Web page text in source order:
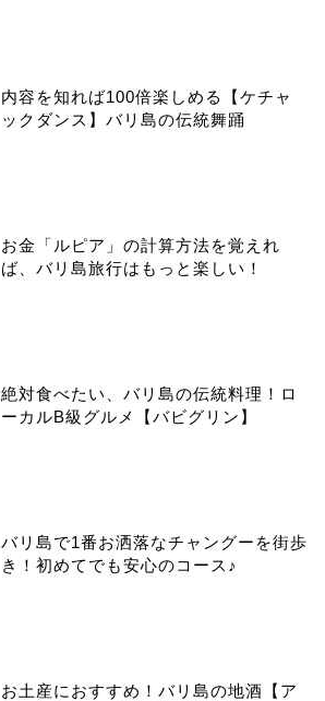
内容を知れば100倍楽しめる【ケチャ
ックダンス】バリ島の伝統舞踊
お金「ルピア」の計算方法を覚えれ
ば、バリ島旅行はもっと楽しい！
絶対食べたい、バリ島の伝統料理！ロ
ーカルB級グルメ【バビグリン】
バリ島で1番お洒落なチャングーを街歩
き！初めてでも安心のコース♪
お土産におすすめ！バリ島の地酒【ア